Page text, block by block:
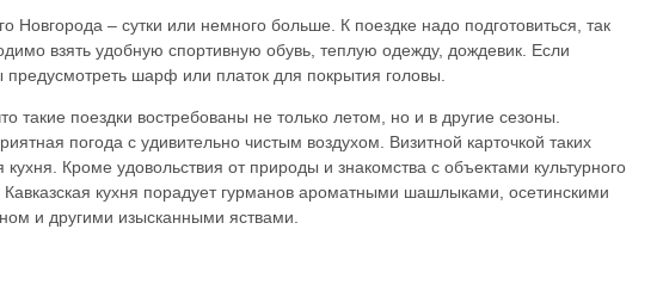
– сутки или немного больше. К поездке надо подготовиться, так
взять удобную спортивную обувь, теплую одежду, дождевик. Если
шарф или платок для покрытия головы.
такие поездки востребованы не только летом, но и в другие сезоны.
погода с удивительно чистым воздухом. Визитной карточкой таких
Кроме удовольствия от природы и знакомства с объектами культурного
кухня порадует гурманов ароматными шашлыками, осетинскими
и другими изысканными яствами.